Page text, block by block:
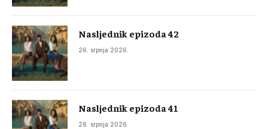
Nasljednik epizoda 42
26. srpnja 2026.
Nasljednik epizoda 41
26. srpnja 2026.